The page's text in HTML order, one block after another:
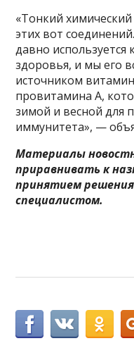
«Тонкий
этих вот
давно используется
здоровья, и мы его
источником
провитамина А,
зимой и весной для
иммунитета», —
Материалы
приравнивать к
принятием
специалистом.